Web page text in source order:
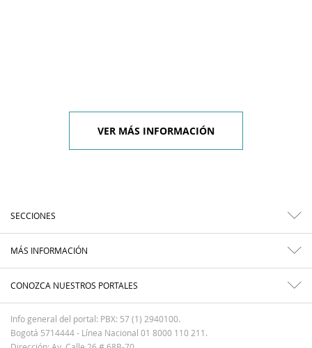
VER MÁS INFORMACIÓN
SECCIONES
MÁS INFORMACIÓN
CONOZCA NUESTROS PORTALES
Info general del portal: PBX: 57 (1) 2940100.
Bogotá 5714444 - Línea Nacional 01 8000 110 211.